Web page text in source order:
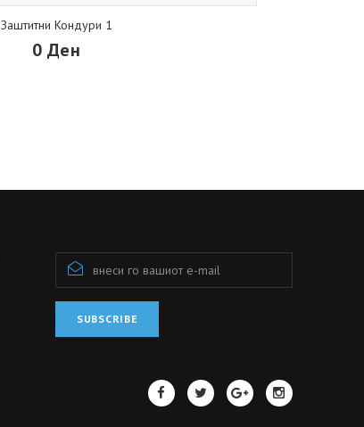
Заштитни Кондури 1
0 Ден
SUBSCRIBE